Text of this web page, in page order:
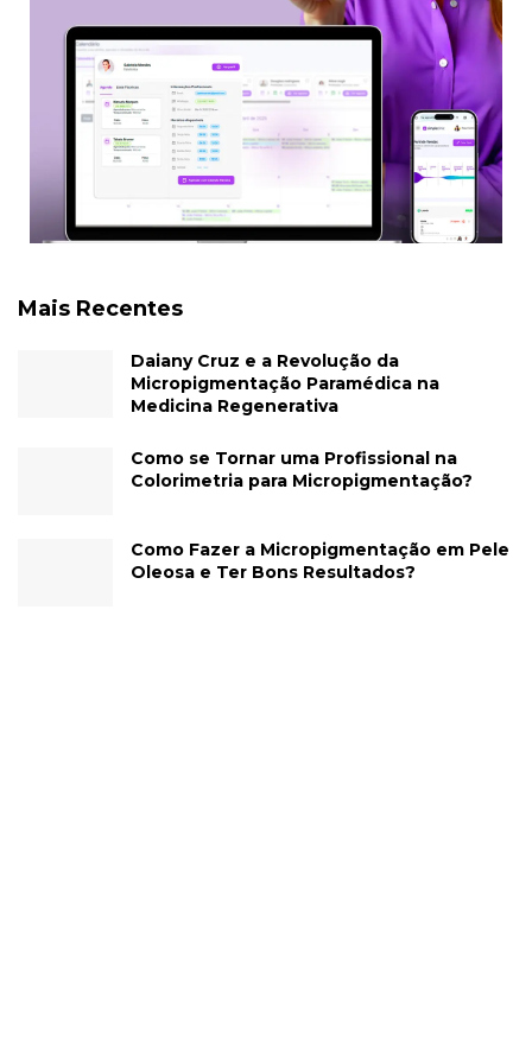
Mais Recentes
Daiany Cruz e a Revolução da
Micropigmentação Paramédica na
Medicina Regenerativa
Como se Tornar uma Profissional na
Colorimetria para Micropigmentação?
Como Fazer a Micropigmentação em Pele
Oleosa e Ter Bons Resultados?